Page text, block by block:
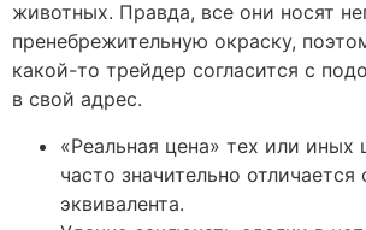
животных. Правда, все они носят
пренебрежительную окраску,
какой-то трейдер согласится с
в свой адрес.
«Реальная цена» тех или иных
часто значительно отличается
эквивалента.